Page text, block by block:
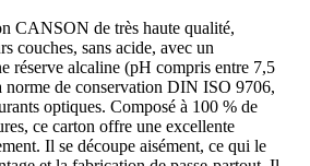
CANSON de très haute qualité,
couches, sans acide, avec un
réserve alcaline (pH compris entre 7,5
norme de conservation DIN ISO 9706,
optiques. Composé à 100 % de
ce carton offre une excellente
Il se découpe aisément, ce qui le